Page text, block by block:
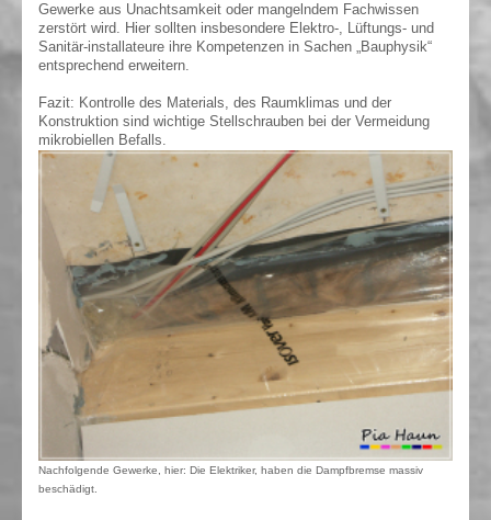
Gewerke aus Unachtsamkeit oder mangelndem Fachwissen
zerstört wird. Hier sollten insbesondere Elektro-, Lüftungs- und
Sanitär-installateure ihre Kompetenzen in Sachen „Bauphysik“
entsprechend erweitern.
Fazit: Kontrolle des Materials, des Raumklimas und der
Konstruktion sind wichtige Stellschrauben bei der Vermeidung
mikrobiellen Befalls.
Nachfolgende Gewerke, hier: Die Elektriker, haben die Dampfbremse massiv
beschädigt.